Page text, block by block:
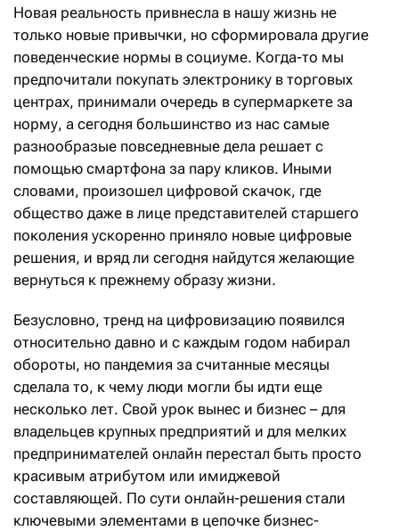
Новая реальность привнесла в нашу жизнь не
только новые привычки, но сформировала другие
поведенческие нормы в социуме. Когда-то мы
предпочитали покупать электронику в торговых
центрах, принимали очередь в супермаркете за
норму, а сегодня большинство из нас самые
разнообразые повседневные дела решает с
помощью смартфона за пару кликов. Иными
словами, произошел цифровой скачок, где
общество даже в лице представителей старшего
поколения ускоренно приняло новые цифровые
решения, и вряд ли сегодня найдутся желающие
вернуться к прежнему образу жизни.
Безусловно, тренд на цифровизацию появился
относительно давно и с каждым годом набирал
обороты, но пандемия за считанные месяцы
сделала то, к чему люди могли бы идти еще
несколько лет. Свой урок вынес и бизнес – для
владельцев крупных предприятий и для мелких
предпринимателей онлайн перестал быть просто
красивым атрибутом или имиджевой
составляющей. По сути онлайн-решения стали
ключевыми элементами в цепочке бизнес-